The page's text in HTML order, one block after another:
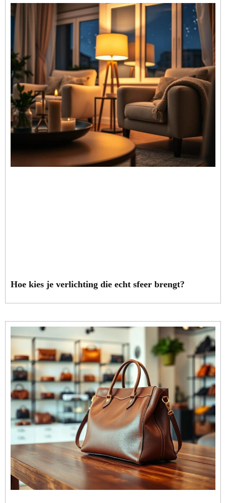
Hoe kies je verlichting die echt sfeer brengt?